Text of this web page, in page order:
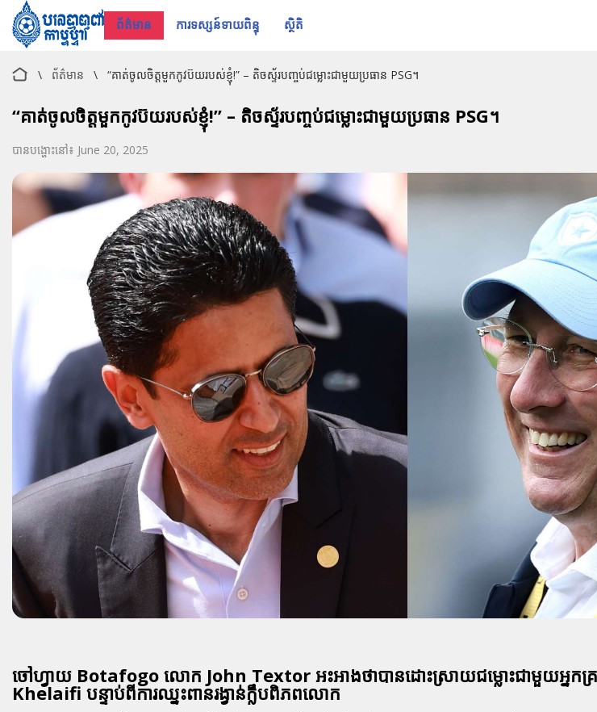
ព័ត៌មាន ការទស្សន៍ទាយពិន្ទុ ស្ថិតិ
\ ព័ត៌មាន \ “គាត់ចូលចិត្តមួកកូវប៊យរបស់ខ្ញុំ!” – តិចស្ទ័របញ្ចប់ជម្លោះជាមួយប្រធាន PSG។
“គាត់ចូលចិត្តមួកកូវប៊យរបស់ខ្ញុំ!” – តិចស្ទ័របញ្ចប់ជម្លោះជាមួយប្រធាន PSG។
បានបង្ហោះនៅ៖ June 20, 2025
ចៅហ្វាយ Botafogo លោក John Textor អះអាងថាបានដោះស្រាយជម្លោះជាមួយអ្នក
Khelaifi បន្ទាប់ពីការឈ្នះពានរង្វាន់ក្លឹបពិភពលោក